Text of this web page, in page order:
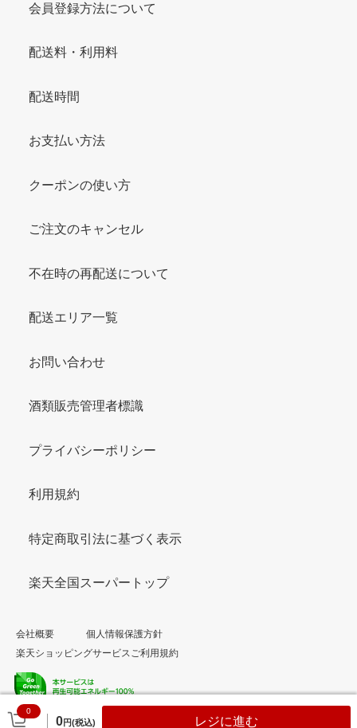
0
0円(税込) レジに進む
会員登録方法について
配送料・利用料
配送時間
お支払い方法
クーポンの使い方
ご注文のキャンセル
不在時の再配送について
配送エリア一覧
お問い合わせ
酒類販売管理者標識
プライバシーポリシー
利用規約
特定商取引法に基づく表示
楽天全国スーパートップ
会社概要
個人情報保護方針
楽天ショッピングサービスご利用規約
© Rakuten Group, Inc.